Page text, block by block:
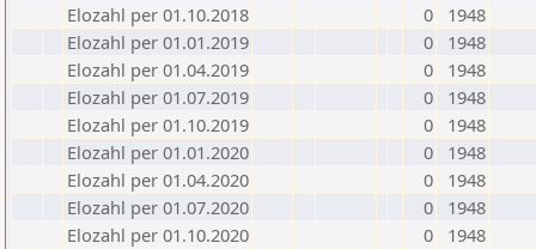
Elozahl per 01.10.2018
0
1948
Elozahl per 01.01.2019
0
1948
Elozahl per 01.04.2019
0
1948
Elozahl per 01.07.2019
0
1948
Elozahl per 01.10.2019
0
1948
Elozahl per 01.01.2020
0
1948
Elozahl per 01.04.2020
0
1948
Elozahl per 01.07.2020
0
1948
Elozahl per 01.10.2020
0
1948